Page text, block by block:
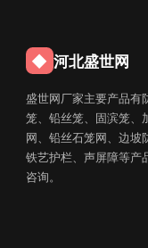
◆ 河北盛世网
盛世网厂家主要产品有
笼、铅丝笼、固滨笼、
网、铅丝石笼网、边坡
铁艺护栏、声屏障等产
咨询。